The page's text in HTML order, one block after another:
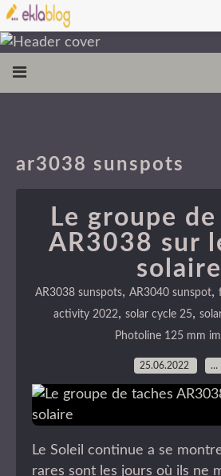
ar3038 sunspots
Le groupe
AR3038 sur
solaire
AR3038 sunspots, AR3040 sunspot,
activity 2022, solar cycle 25,
Photoline 125 mm
25.06.2022 …
Le Soleil continue a se
rares sont les jours où ils ne